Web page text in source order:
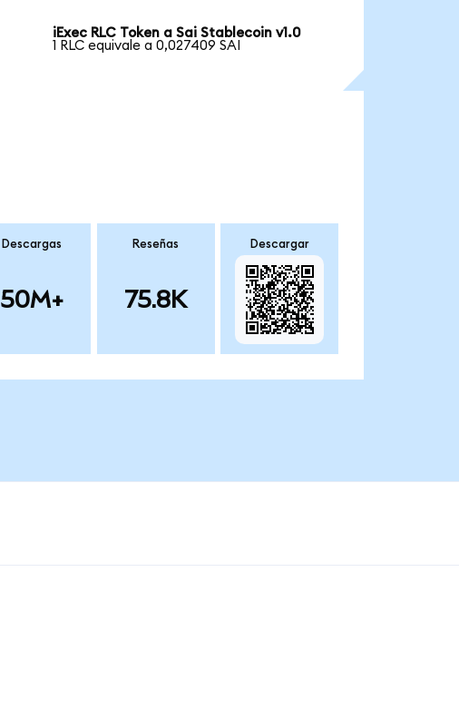
iExec RLC Token a Sai Stablecoin v1.0
1 RLC equivale a 0,027409 SAI
Descargas
50M+
Reseñas
75.8K
Descargar